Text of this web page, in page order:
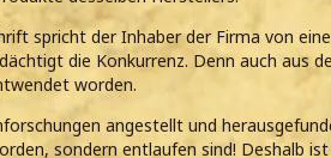
spricht der Inhaber der Firma von
die Konkurrenz. Denn auch aus
worden.
angestellt und
sondern entlaufen sind! Deshalb